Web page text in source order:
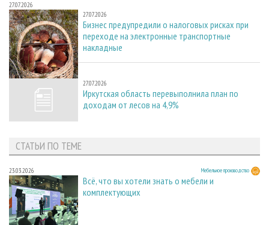
27.07.2026
27.07.2026
Бизнес предупредили о налоговых рисках при
переходе на электронные транспортные
накладные
27.07.2026
27.07.2026
Иркутская область перевыполнила план по
доходам от лесов на 4,9%
СТАТЬИ ПО ТЕМЕ
23.03.2026 Мебельное производство
Всё, что вы хотели знать о мебели и
комплектующих